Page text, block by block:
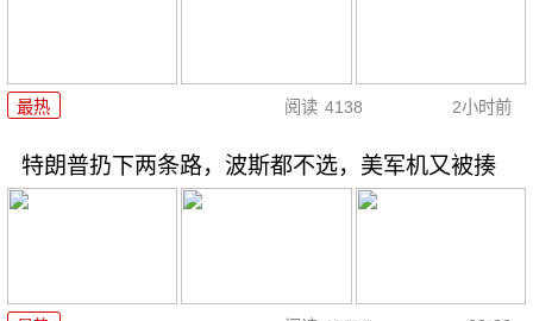
最热 阅读 4138 2小时前
特朗普扔下两条路，波斯都不选，美军机又被揍